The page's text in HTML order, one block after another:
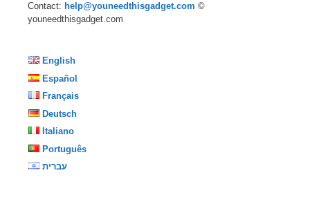
Contact: help@youneedthisgadget.com ©
youneedthisgadget.com
English
Español
Français
Deutsch
Italiano
Português
עברית